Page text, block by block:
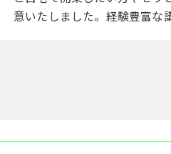
意いたしました。経験豊富な